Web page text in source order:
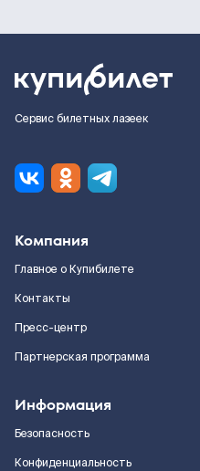
Сервис билетных лазеек
Компания
Главное о Купибилете
Контакты
Пресс-центр
Партнерская программа
Информация
Безопасность
Конфиденциальность